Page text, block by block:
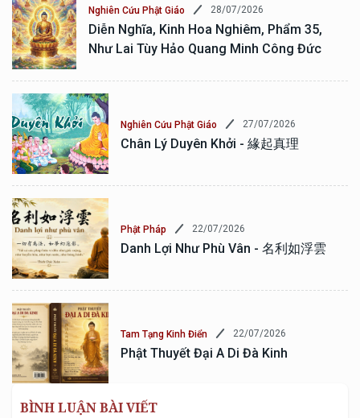
Nghiên Cứu Phật Giáo 28/07/2026
Diễn Nghĩa, Kinh Hoa Nghiêm, Phẩm 35,
Như Lai Tùy Hảo Quang Minh Công Đức
Nghiên Cứu Phật Giáo 27/07/2026
Chân Lý Duyên Khởi - 緣起真理
Phật Pháp 22/07/2026
Danh Lợi Như Phù Vân - 名利如浮雲
Tam Tạng Kinh Điển 22/07/2026
Phật Thuyết Đại A Di Đà Kinh
BÌNH LUẬN BÀI VIẾT